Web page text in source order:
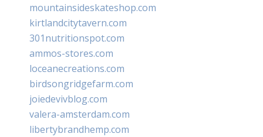
mountainsideskateshop.com
kirtlandcitytavern.com
301nutritionspot.com
ammos-stores.com
loceanecreations.com
birdsongridgefarm.com
joiedevivblog.com
valera-amsterdam.com
libertybrandhemp.com